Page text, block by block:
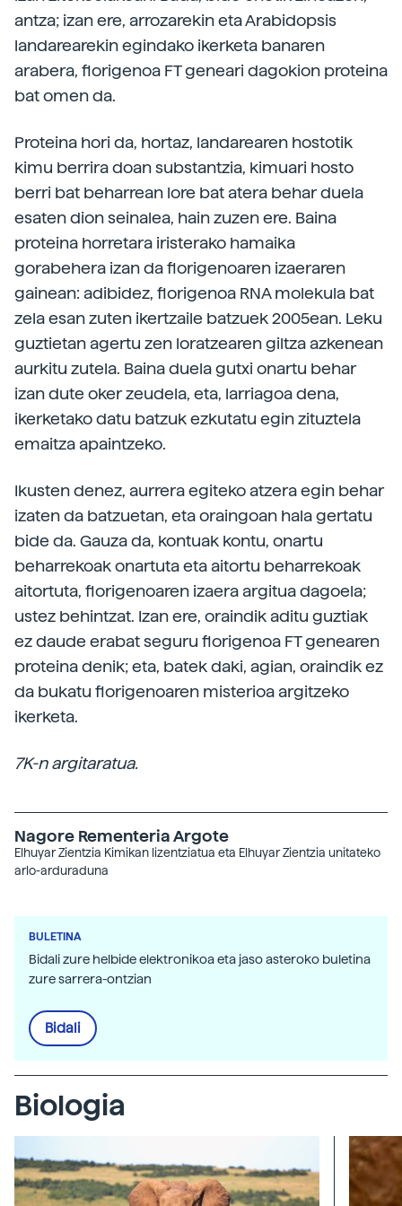
antza; izan ere, arrozarekin eta Arabidopsis
landarearekin egindako ikerketa banaren
arabera, florigenoa FT geneari dagokion proteina
bat omen da.
Proteina hori da, hortaz, landarearen hostotik
kimu berrira doan substantzia, kimuari hosto
berri bat beharrean lore bat atera behar duela
esaten dion seinalea, hain zuzen ere. Baina
proteina horretara iristerako hamaika
gorabehera izan da florigenoaren izaeraren
gainean: adibidez, florigenoa RNA molekula bat
zela esan zuten ikertzaile batzuek 2005ean. Leku
guztietan agertu zen loratzearen giltza azkenean
aurkitu zutela. Baina duela gutxi onartu behar
izan dute oker zeudela, eta, larriagoa dena,
ikerketako datu batzuk ezkutatu egin zituztela
emaitza apaintzeko.
Ikusten denez, aurrera egiteko atzera egin behar
izaten da batzuetan, eta oraingoan hala gertatu
bide da. Gauza da, kontuak kontu, onartu
beharrekoak onartuta eta aitortu beharrekoak
aitortuta, florigenoaren izaera argitua dagoela;
ustez behintzat. Izan ere, oraindik aditu guztiak
ez daude erabat seguru florigenoa FT genearen
proteina denik; eta, batek daki, agian, oraindik ez
da bukatu florigenoaren misterioa argitzeko
ikerketa.
7K-n argitaratua.
Nagore Rementeria Argote
Elhuyar Zientzia Kimikan lizentziatua eta Elhuyar Zientzia unitateko
arlo-arduraduna
BULETINA
Bidali zure helbide elektronikoa eta jaso asteroko buletina
zure sarrera-ontzian
Bidali
Biologia